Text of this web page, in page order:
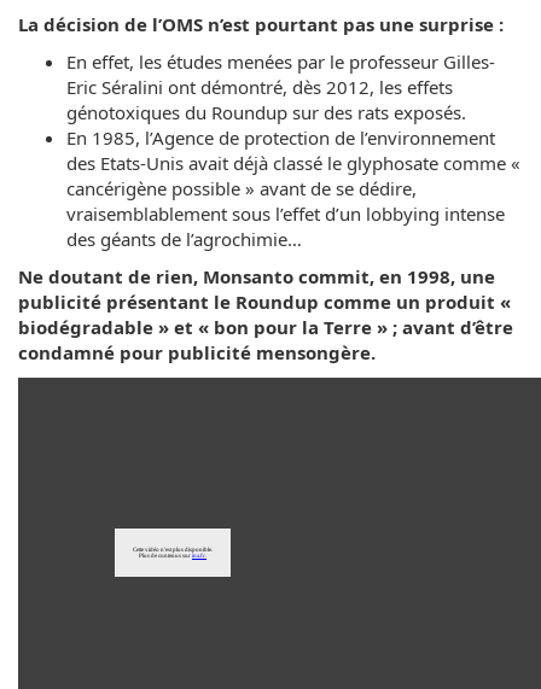
La décision de l’OMS n’est pourtant pas une surprise :
En effet, les études menées par le professeur Gilles-
Eric Séralini ont démontré, dès 2012, les effets
génotoxiques du Roundup sur des rats exposés.
En 1985, l’Agence de protection de l’environnement
des Etats-Unis avait déjà classé le glyphosate comme «
cancérigène possible » avant de se dédire,
vraisemblablement sous l’effet d’un lobbying intense
des géants de l’agrochimie…
Ne doutant de rien, Monsanto commit, en 1998, une
publicité présentant le Roundup comme un produit «
biodégradable » et « bon pour la Terre » ; avant d’être
condamné pour publicité mensongère.